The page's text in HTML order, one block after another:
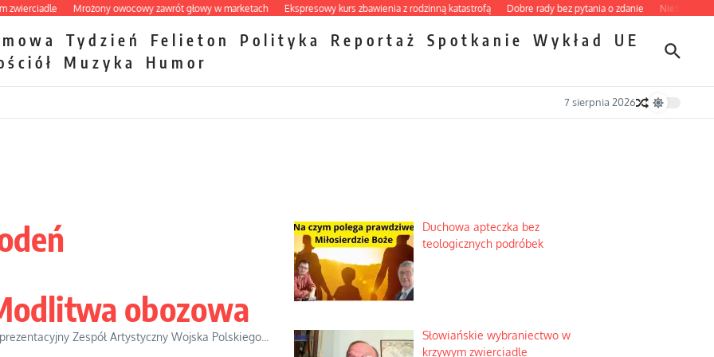
Mrożony owocowy zawrót głowy w marketach Ekspresowy kurs zbawienia z rodzinną katastrofą Dobre rady bez pytania o zdanie Nietrwałość
Tydzień Felieton Polityka Reportaż Spotkanie Wykład
UE
Muzyka Humor
7 sierpnia 2026
obozowa
Zespół Artystyczny Wojska Polskiego...
Duchowa apteczka bez
teologicznych podróbek
Słowiańskie wybraniectwo w
krzywym zwierciadle